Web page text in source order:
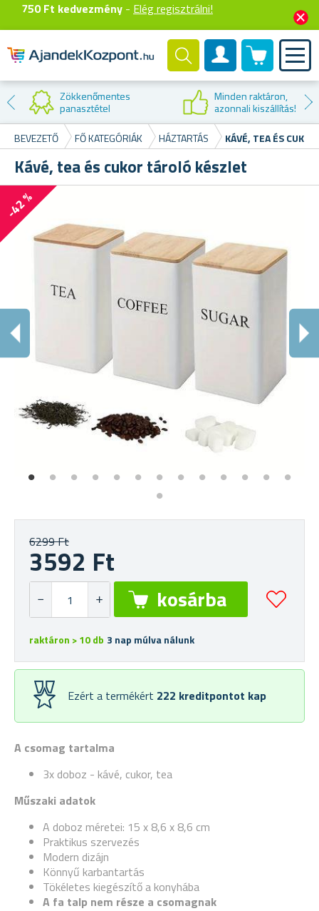
750 Ft kedvezmény - Elég regisztrálni!
Felhasználók fiók
0 termék
Kedvezmény az
első vásárláskor
BEVEZETŐ FŐ KATEGÓRIÁK HÁZTARTÁS KÁVÉ, TEA ÉS
Kávé, tea és cukor tároló készlet
-42 %
A csomag tartalma
3x doboz - kávé, cukor, tea
Műszaki adatok
A doboz méretei: 15 x 8,6 x 8,6 cm
Praktikus szervezés
Modern dizájn
Könnyű karbantartás
Tökéletes kiegészítő a konyhába
A fa talp nem része a csomagnak
6299 Ft
3592 Ft
raktáron > 10 db 3 nap múlva nálunk
Ezért a termékért 222 kreditpontot kap